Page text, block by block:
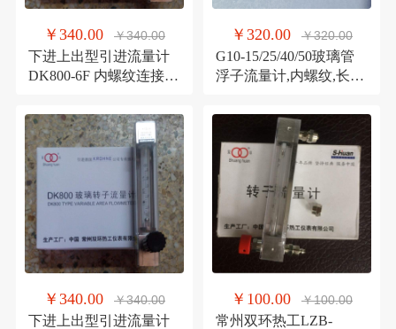
￥340.00 ￥340.00
下进上出型引进流量计
DK800-6F 内螺纹连接
￥320.00 ￥320.00
G10-15/25/40/50玻璃管
浮子流量计,内螺纹,长
15F/25F/40F/50F耐腐型
￥340.00 ￥340.00
下进上出型引进流量计
￥100.00 ￥100.00
常州双环热工LZB-